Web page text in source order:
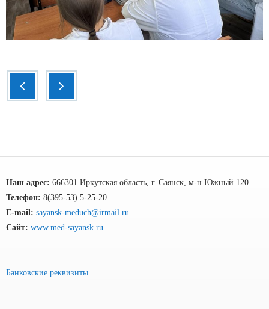
Наш адрес: 666301 Иркутская область, г. Саянск, м-н Южный 120
Телефон: 8(395-53) 5-25-20
E-mail: sayansk-meduch@irmail.ru
Сайт: www.med-sayansk.ru
Банковские реквизиты